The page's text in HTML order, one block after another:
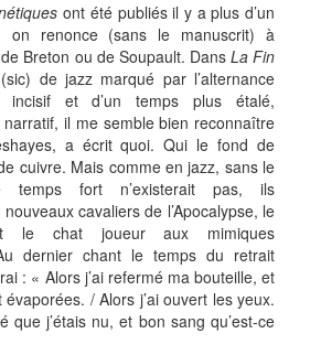
ont été publiés il y a plus d’un
on renonce (sans le manuscrit) à
Breton ou de Soupault. Dans La Fin
de jazz marqué par l’alternance
incisif et d’un temps plus étalé,
il me semble bien reconnaître
a écrit quoi. Qui le fond de
cuivre. Mais comme en jazz, sans le
temps fort n’existerait pas, ils
cavaliers de l’Apocalypse, le
le chat joueur aux mimiques
dernier chant le temps du retrait
: « Alors j’ai refermé ma bouteille, et
/ Alors j’ai ouvert les yeux.
que j’étais nu, et bon sang qu’est-ce